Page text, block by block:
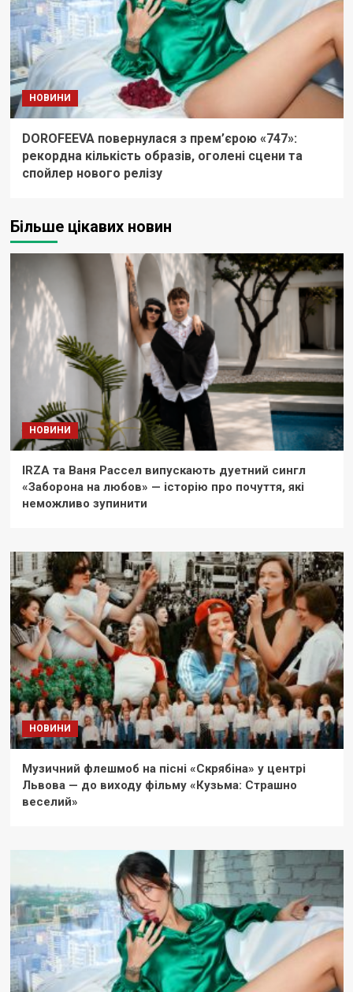
НОВИНИ
DOROFEEVA повернулася з прем’єрою «747»:
рекордна кількість образів, оголені сцени та
спойлер нового релізу
Більше цікавих новин
НОВИНИ
IRZA та Ваня Рассел випускають дуетний сингл
«Заборона на любов» — історію про почуття, які
неможливо зупинити
НОВИНИ
Музичний флешмоб на пісні «Скрябіна» у центрі
Львова — до виходу фільму «Кузьма: Страшно
веселий»